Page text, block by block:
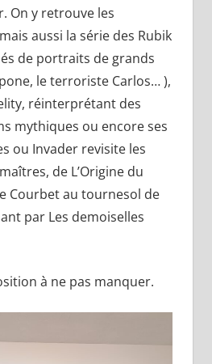
On y retrouve les
aussi la série des Rubik
de portraits de grands
le terroriste Carlos… ),
réinterprétant des
mythiques ou encore ses
ou Invader revisite les
de L’Origine du
Courbet au tournesol de
par Les demoiselles
à ne pas manquer.